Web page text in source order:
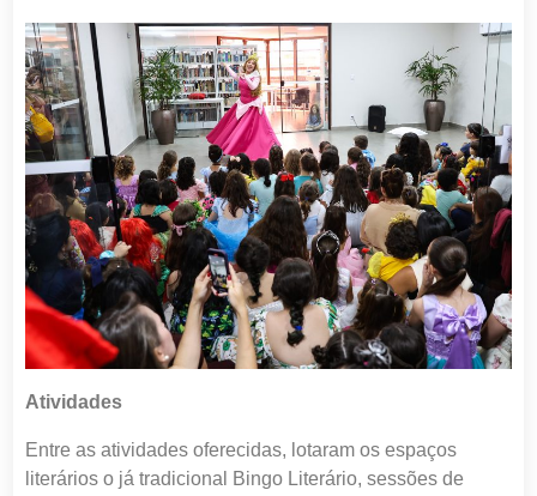
Atividades
Entre as atividades oferecidas, lotaram os espaços
literários o já tradicional Bingo Literário, sessões de